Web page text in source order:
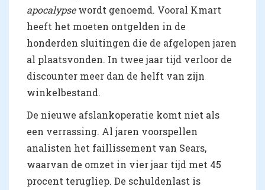
apocalypsewordt genoemd. Vooral Kmart
heeft het moeten ontgelden in de
honderden sluitingen die de afgelopen jaren
al plaatsvonden. In twee jaar tijd verloor de
discounter meer dan de helft van zijn
winkelbestand.
De nieuwe afslankoperatie komt niet als
een verrassing. Al jaren voorspellen
analisten het faillissement van Sears,
waarvan de omzet in vier jaar tijd met 45
procent terugliep. De schuldenlast is